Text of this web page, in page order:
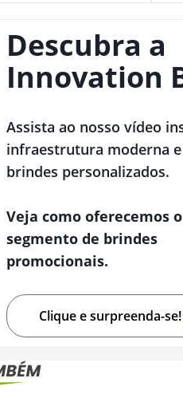
Descubra a
Innovation
Assista ao nosso vídeo
infraestrutura moderna
brindes personalizados.
Veja como oferecemos
segmento de brindes
promocionais.
Clique e surpreenda-se!